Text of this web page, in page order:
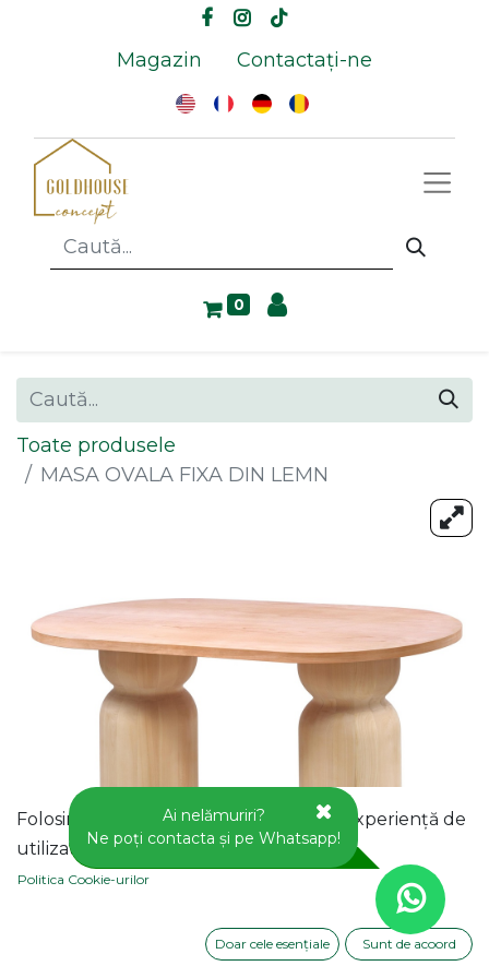
Magazin Contactați-ne
0
Toate produsele
MASA OVALA FIXA DIN LEMN
Folosim cookie-uri pentru a vă oferi o experiență de
utilizator mai bună pe acest site web.
Politica Cookie-urilor
Doar cele esențiale Sunt de acoord
Ai nelămuriri?
Ne poți contacta și pe Whatsapp!